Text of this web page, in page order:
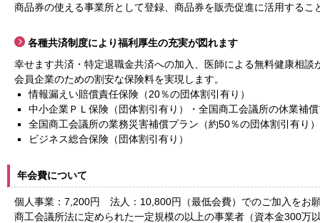
商品券の使える事業所として登録、商品券を販売促進に活用するこ
各種共済制度により福利厚生の充実が図れます
幸せます共済・特定退職金共済への加入、医師による無料健康相談
会員企業のための割安な保険料を実現します。
情報漏えい賠償責任保険（20％の団体割引有り）
中小企業ＰＬ保険（団体割引有り）・全国商工会議所の休業補
全国商工会議所の業務災害補償プラン（約50％の団体割引有り）
ビジネス総合保険（団体割引有り）
年会費について
個人事業：7,200円 法人：10,800円（最低会費）でのご加入をお
商工会議所法に定められた一定規模の以上の事業者（資本金300